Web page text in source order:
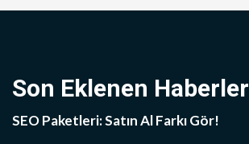
Son Eklenen Haberler
SEO Paketleri: Satın Al Farkı Gör!